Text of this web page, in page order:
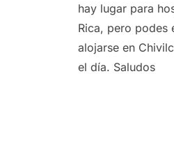
hay lugar para
Rica, pero podes
alojarse en
el día. Saludos